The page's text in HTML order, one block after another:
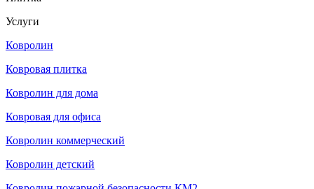
Услуги
Ковролин
Ковровая плитка
Ковролин для дома
Ковровая для офиса
Ковролин коммерческий
Ковролин детский